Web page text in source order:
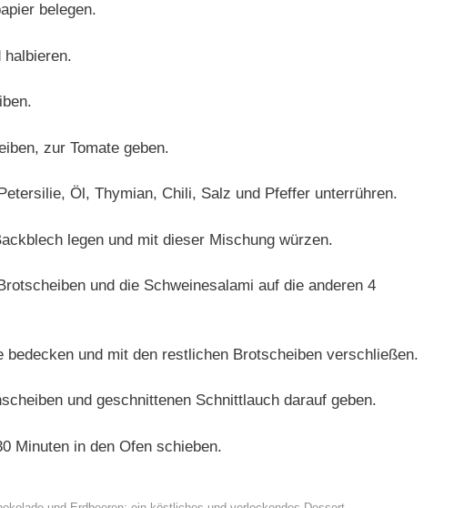
belegen.
halbieren.
zur Tomate geben.
Öl, Thymian, Chili, Salz und Pfeffer unterrühren.
legen und mit dieser Mischung würzen.
und die Schweinesalami auf die anderen 4
bedecken und mit den restlichen Brotscheiben verschließen.
und geschnittenen Schnittlauch darauf geben.
Minuten in den Ofen schieben.